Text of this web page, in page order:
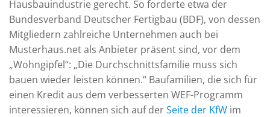
Hausbauindustrie gerecht. So forderte etwa der
Bundesverband Deutscher Fertigbau (BDF), von dessen
Mitgliedern zahlreiche Unternehmen auch bei
Musterhaus.net als Anbieter präsent sind, vor dem
„Wohngipfel“: „Die Durchschnittsfamilie muss sich
bauen wieder leisten können.“ Baufamilien, die sich für
einen Kredit aus dem verbesserten WEF-Programm
interessieren, können sich auf derSeite der KfW im